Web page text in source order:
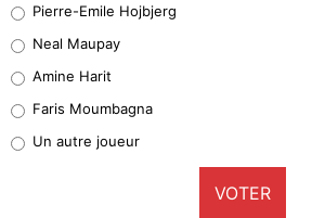
4%
1%
9%
Pierre-Emile Hojbjerg
Neal Maupay
Amine Harit
Faris Moumbagna
Un autre joueur
VOTER